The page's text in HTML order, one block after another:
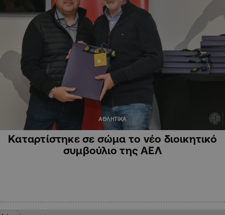
ΑΘΛΗΤΙΚΑ
Καταρτίστηκε σε σώμα το νέο διοικητικό
συμβούλιο της ΑΕΛ